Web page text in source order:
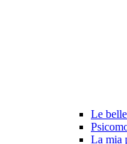
Le
La mia